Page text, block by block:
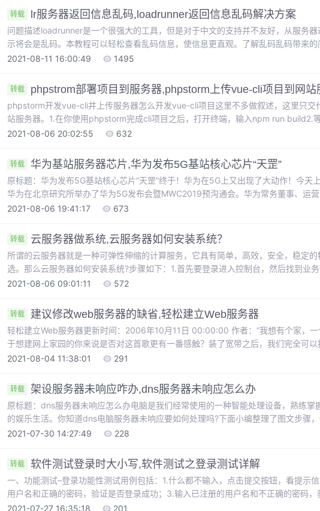
转载 lr服务器返回信息乱码,loadrunner返回信息乱码解决方案
问题描述loadrunner是一个很强大的工具，但是对于中文的支持并不友好，从服务
示将会是乱码。本教程可以轻松查看乱码信息，使信息更直观。了解乱码乱码带来的
无法根据这个信息进行判断事务成功与否if( lr.eval_string("").equals("true") )
2021-08-11 16:00:49 1495
转载 phpstrom部署项目到服务器,phpstorm上传vue-cli项目到网站
phpstorm开发vue-cli并上传服务器怎么开发vue-cli项目这里不多做叙述，这里只交
站服务器。1.在你使用phpstorm完成cli项目之后，打开终端，输入npm run build2.
包生成一个叫dist的文件夹。dist已经帮你把所有项目文件都打包好了，你要做的就
2021-08-06 20:02:55 632
转载 华为基站服务器芯片,华为发布5G基站核心芯片“天罡”
原标题：华为发布5G基站核心芯片“天罡”终于！华为在5G上又出现了大动作！今天
华为在北京研究所举办了华为5G发布会暨MWC2019预沟通会。华为常务董事、运
布，华为业界首款5G基站核心芯片——“天罡(TIANGANG)芯片”正式推出，在集成度
2021-08-06 19:41:17 673
转载 云服务器做系统,云服务器如何安装系统？
所谓的云服务器就是一种可弹性伸缩的计算服务，它具有简单，高效，安全，稳定
选。那么云服务器如何安装系统?步骤如下：1.首先要登录进入控制台，然后找到业
可以按照地域和需求来选择。2.把停止操作选择后，直接进入到下一步。3.把更换系
2021-08-06 09:01:11 572
转载 建议修改web服务器的缺省,轻松建立Web服务器
轻松建立Web服务器更新时间：2006年10月11日 00:00:00 作者：“我想有个家，一个不需要华丽的地方……”，对
于想建网上家园的你来说是否对这首歌更有一番感触？装了宽带之后，我们完全可
器，感受一下拥有几十GB空间，CGI、PHP、ASP等都支持的网上豪宅。心急喝不了
2021-08-04 11:38:01 291
转载 架设服务器未响应咋办,dns服务器未响应怎么办
原标题：dns服务器未响应怎么办电脑是我们经常使用的一种智能处理设备，熟练掌
的娱乐生活。你知道dns电脑服务器未响应要如何处理吗?下面小编整理了图文步骤
需要要分析原因：(1)可能是网络服务商的问题；(2)路由器和接线的问题；(3)电脑系
2021-07-30 14:27:49 228
转载 软件测试登录时大小写,软件测试之登录测试详解
一、功能测试–登录功能性测试用例包括：1.什么都不输入，点击提交按钮，看提示
用户名和正确的密码，验证是否登录成功；3.输入已注册的用户名和不正确的密码
信息正确；4.输入未注册的用户名和任意密码，验证是否登录失败，并且提示信息正
2021-07-27 16:35:18 201